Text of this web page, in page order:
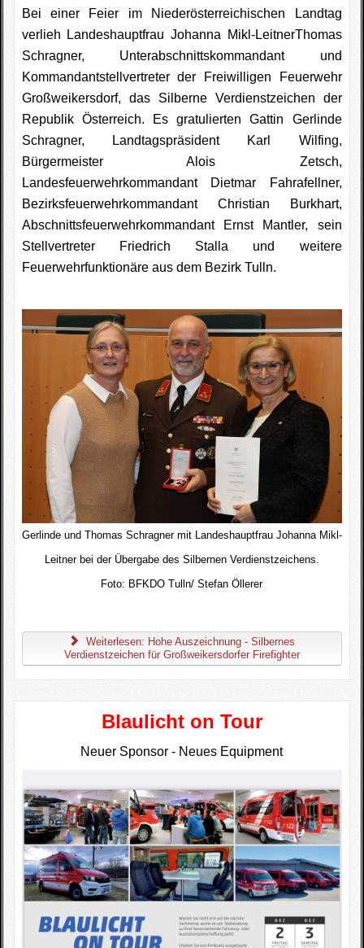
Bei einer Feier im Niederösterreichischen Landtag
verlieh Landeshauptfrau Johanna Mikl-LeitnerThomas
Schragner, Unterabschnittskommandant und
Kommandantstellvertreter der Freiwilligen Feuerwehr
Großweikersdorf, das Silberne Verdienstzeichen der
Republik Österreich. Es gratulierten Gattin Gerlinde
Schragner, Landtagspräsident Karl Wilfing,
Bürgermeister Alois Zetsch,
Landesfeuerwehrkommandant Dietmar Fahrafellner,
Bezirksfeuerwehrkommandant Christian Burkhart,
Abschnittsfeuerwehrkommandant Ernst Mantler, sein
Stellvertreter Friedrich Stalla und weitere
Feuerwehrfunktionäre aus dem Bezirk Tulln.
Gerlinde und Thomas Schragner mit Landeshauptfrau Johanna Mikl-
Leitner bei der Übergabe des Silbernen Verdienstzeichens.
Foto: BFKDO Tulln/ Stefan Öllerer
Weiterlesen: Hohe Auszeichnung - Silbernes
Verdienstzeichen für Großweikersdorfer Firefighter
Blaulicht on Tour
Neuer Sponsor - Neues Equipment